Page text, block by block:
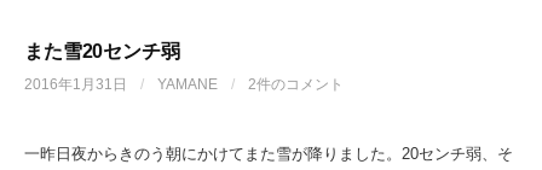
また雪20センチ弱
2016年1月31日 / YAMANE / 2件のコメント
一昨日夜からきのう朝にかけてまた雪が降りました。20センチ弱、そ